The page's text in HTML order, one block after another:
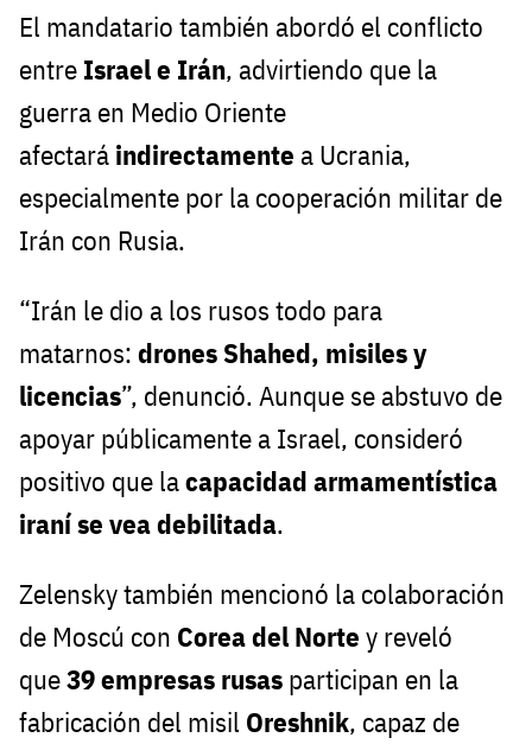
El mandatario también abordó el conflicto
entre Israel e Irán, advirtiendo que la
guerra en Medio Oriente
afectará indirectamente a Ucrania,
especialmente por la cooperación militar de
Irán con Rusia.
“Irán le dio a los rusos todo para
matarnos: drones Shahed, misiles y
licencias”, denunció. Aunque se abstuvo de
apoyar públicamente a Israel, consideró
positivo que lacapacidad armamentística
iraní se vea debilitada.
Zelensky también mencionó la colaboración
de Moscú con Corea del Norte y reveló
que39 empresas rusas participan en la
fabricación del misil Oreshnik, capaz de